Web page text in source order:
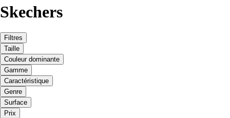
Skechers
Filtres
Taille
Couleur dominante
Gamme
Caractéristique
Genre
Surface
Prix